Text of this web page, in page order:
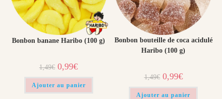
Bonbon banane Haribo (100 g)
1,49€ Le
prix
initial
était :
0,99€Le
prix
actuel
est :
Ajouter au panier
Bonbon bouteille de coca acidulé
Haribo (100 g)
1,49€ Le
prix
initial
était :
0,99€Le
prix
actuel
est :
Ajouter au panier